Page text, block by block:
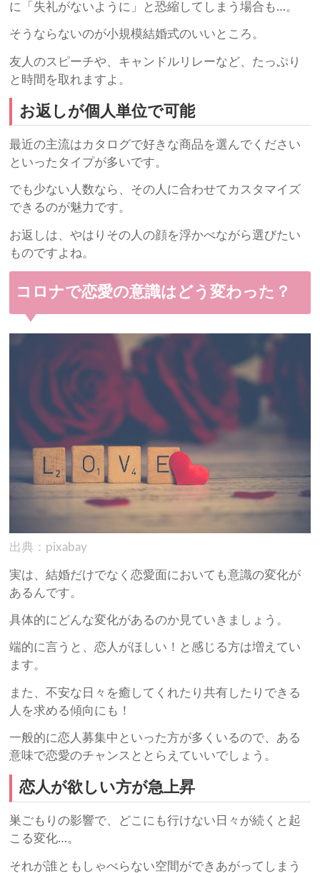
に「失礼がないように」と恐縮してしまう場合も…。
そうならないのが小規模結婚式のいいところ。
友人のスピーチや、キャンドルリレーなど、たっぷり
と時間を取れますよ。
お返しが個人単位で可能
最近の主流はカタログで好きな商品を選んでください
といったタイプが多いです。
でも少ない人数なら、その人に合わせてカスタマイズ
できるのが魅力です。
お返しは、やはりその人の顔を浮かべながら選びたい
ものですよね。
コロナで恋愛の意識はどう変わった？
出典：pixabay
実は、結婚だけでなく恋愛面においても意識の変化が
あるんです。
具体的にどんな変化があるのか見ていきましょう。
端的に言うと、恋人がほしい！と感じる方は増えてい
ます。
また、不安な日々を癒してくれたり共有したりできる
人を求める傾向にも！
一般的に恋人募集中といった方が多くいるので、ある
意味で恋愛のチャンスととらえていいでしょう。
恋人が欲しい方が急上昇
巣ごもりの影響で、どこにも行けない日々が続くと起
こる変化…。
それが誰ともしゃべらない空間ができあがってしまう